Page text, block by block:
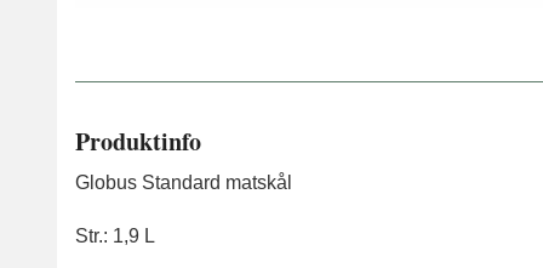
Produktinfo
Globus Standard matskål
Str.: 1,9 L